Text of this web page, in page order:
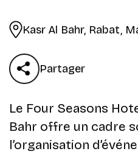
Kasr Al Bahr, Rabat,
Partager
Le Four Seasons
Bahr offre un cadre
l’organisation